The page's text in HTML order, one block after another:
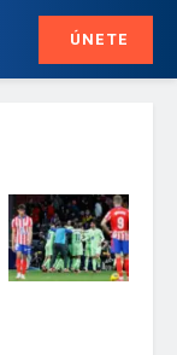
ÚNETE